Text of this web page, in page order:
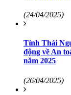
(24/04/2025)
Tỉnh Thái
động về An
năm 2025
(26/04/2025)